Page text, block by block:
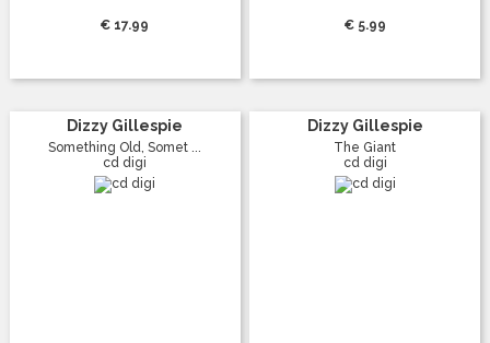
€ 17.99 € 5.99
Dizzy Gillespie
Something Old, Somet ...
cd digi
Dizzy Gillespie
The Giant
cd digi